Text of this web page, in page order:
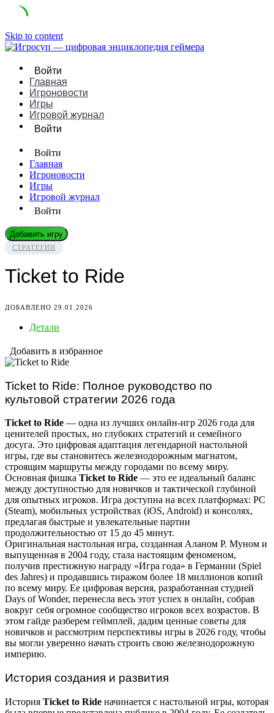
Skip to content
Войти
Главная
Игроновости
Игры
Игровой журнал
Войти
Войти
Главная
Игроновости
Игры
Игровой журнал
Войти
Добавить игру
СТРАТЕГИИ
Ticket to Ride
ДОБАВЛЕНО 29.01.2026
Детали
Добавить в избранное
Ticket to Ride: Полное руководство по
культовой стратегии 2026 года
Ticket to Ride — одна из лучших онлайн-игр 2026 года для
ценителей простых, но глубоких стратегий и семейного
досуга. Это цифровая адаптация легендарной настольной
игры, где вы становитесь железнодорожным магнатом,
строящим маршруты между городами по всему миру.
Основная фишка Ticket to Ride — это ее идеальный баланс
между доступностью для новичков и тактической глубиной
для опытных игроков. Игра доступна на всех платформах: PC
(Steam), мобильных устройствах (iOS, Android) и консолях,
предлагая быстрые и увлекательные партии
продолжительностью от 15 до 45 минут.
Оригинальная настольная игра, созданная Аланом Р. Муном и
выпущенная в 2004 году, стала настоящим феноменом,
получив престижную награду «Игра года» в Германии (Spiel
des Jahres) и продавшись тиражом более 18 миллионов копий
по всему миру. Ее цифровая версия, разработанная студией
Days of Wonder, перенесла весь этот успех в онлайн, собрав
вокруг себя огромное сообщество игроков всех возрастов. В
этом гайде разберем геймплей, дадим ценные советы для
новичков и рассмотрим перспективы игры в 2026 году, чтобы
вы могли уверенно начать строить свою железнодорожную
империю.
История создания и развития
История Ticket to Ride начинается с настольной игры, которая